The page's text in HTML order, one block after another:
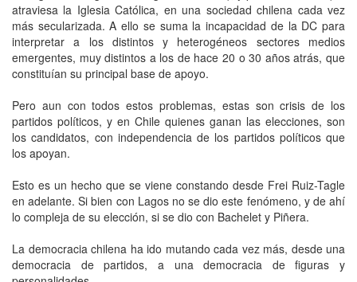
atraviesa la Iglesia Católica, en una sociedad chilena cada vez
más secularizada. A ello se suma la incapacidad de la DC para
interpretar a los distintos y heterogéneos sectores medios
emergentes, muy distintos a los de hace 20 o 30 años atrás, que
constituían su principal base de apoyo.
Pero aun con todos estos problemas, estas son crisis de los
partidos políticos, y en Chile quienes ganan las elecciones, son
los candidatos, con independencia de los partidos políticos que
los apoyan.
Esto es un hecho que se viene constando desde Frei Ruiz-Tagle
en adelante. Si bien con Lagos no se dio este fenómeno, y de ahí
lo compleja de su elección, si se dio con Bachelet y Piñera.
La democracia chilena ha ido mutando cada vez más, desde una
democracia de partidos, a una democracia de figuras y